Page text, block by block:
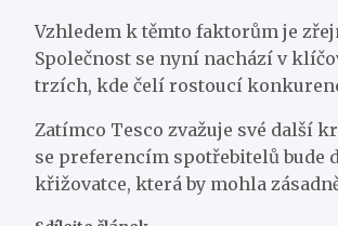
Vzhledem k těmto faktorům je
Společnost se nyní nachází v
trzích, kde čelí rostoucí
Zatímco Tesco zvažuje své další
se preferencím spotřebitelů bude
křižovatce, která by mohla